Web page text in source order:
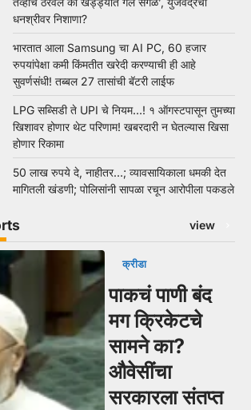
धनश्रीवर निशाणा?
भारतात आला Samsung चा AI PC, 60 हजार
रुपयांपेक्षा कमी किंमतीत खरेदी करण्याची ही आहे
सुवर्णसंधी! तब्बल 27 तासांची बॅटरी लाईफ
LPG सब्सिडी ते UPI चे नियम…! १ ऑगस्टपासून तुमच्या
खिशावर होणार थेट परिणाम! खबरदारी न घेतल्यास खिसा
होणार रिकामा
50 लाख रुपये दे, नाहीतर…; व्यावसायिकाला धमकी देत
मागितली खंडणी; पोलिसांनी सापळा रचून आरोपीला पकडले
view
क्रीडा
पाकचं पाणी बंद
मग क्रिकेटचे
सामने का?
औवेसींचा
सरकारला संतप्त